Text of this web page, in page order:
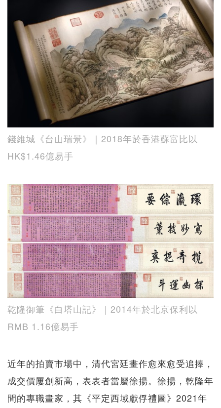
錢維城《台山瑞景》｜2018年於香港蘇富比以
HK$1.46億易手
乾隆御筆《白塔山記》｜2014年於北京保利以
RMB 1.16億易手
近年的拍賣市場中，清代宮廷畫作愈來愈受追捧，
成交價屢創新高，表表者當屬徐揚。徐揚，乾隆年
間的專職畫家，其《平定西域獻俘禮圖》2021年